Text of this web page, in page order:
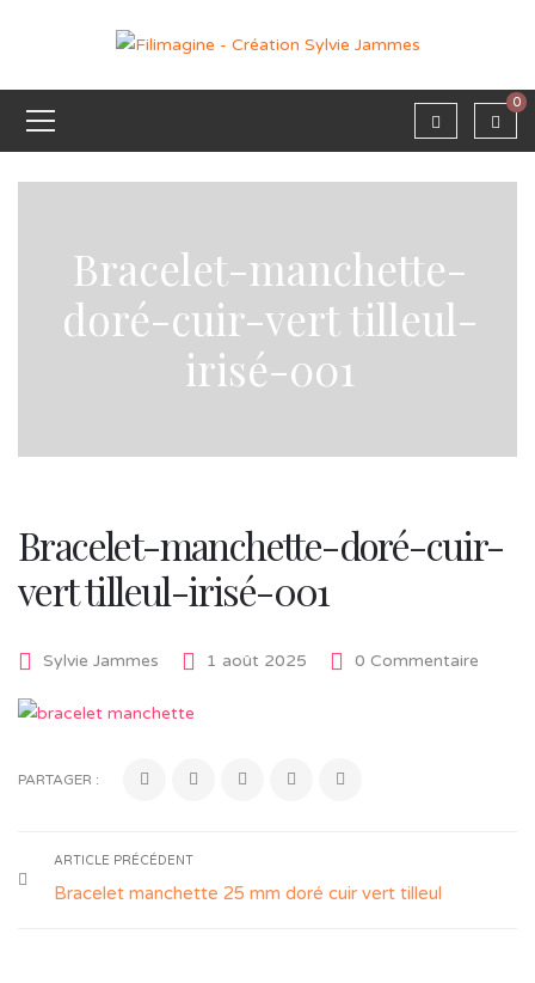
0
Bracelet-manchette-
doré-cuir-vert tilleul-
irisé-001
Bracelet-manchette-doré-cuir-
vert tilleul-irisé-001
Sylvie Jammes 1 août 2025 0 Commentaire
PARTAGER :
ARTICLE PRÉCÉDENT
Bracelet manchette 25 mm doré cuir vert tilleul